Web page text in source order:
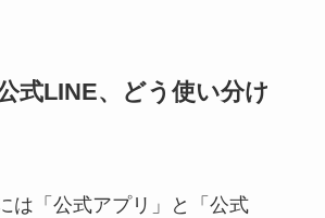
式LINE、どう使い分け
は「公式アプリ」と「公式